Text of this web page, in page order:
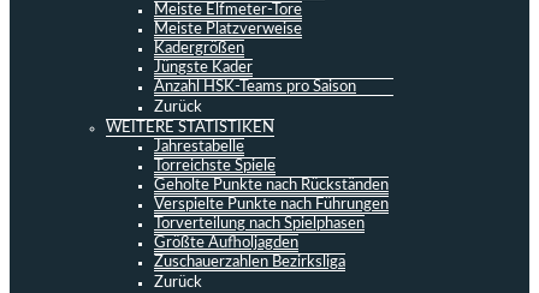
Meiste Elfmeter-Tore
Meiste Platzverweise
Kadergrößen
Jüngste Kader
Anzahl HSK-Teams pro Saison
Zurück
WEITERE STATISTIKEN
Jahrestabelle
Torreichste Spiele
Geholte Punkte nach Rückständen
Verspielte Punkte nach Führungen
Torverteilung nach Spielphasen
Größte Aufholjagden
Zuschauerzahlen Bezirksliga
Zurück